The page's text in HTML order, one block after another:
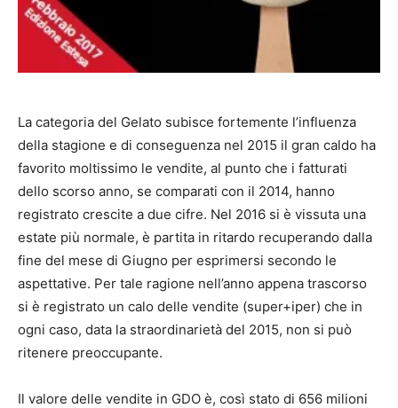
La categoria del Gelato subisce fortemente l’influenza
della stagione e di conseguenza nel 2015 il gran caldo ha
favorito moltissimo le vendite, al punto che i fatturati
dello scorso anno, se comparati con il 2014, hanno
registrato crescite a due cifre. Nel 2016 si è vissuta una
estate più normale, è partita in ritardo recuperando dalla
fine del mese di Giugno per esprimersi secondo le
aspettative. Per tale ragione nell’anno appena trascorso
si è registrato un calo delle vendite (super+iper) che in
ogni caso, data la straordinarietà del 2015, non si può
ritenere preoccupante.
Il valore delle vendite in GDO è, così stato di 656 milioni